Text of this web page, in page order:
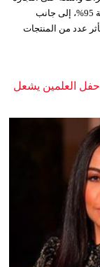
العالمية، مع تراجع صادرات الغاز الطبيعي المسال بنسبة 95%، إلى جانب
بنسبة 83%، فضلًا عن تأثر عدد من المنتجات
العلمين يشعل